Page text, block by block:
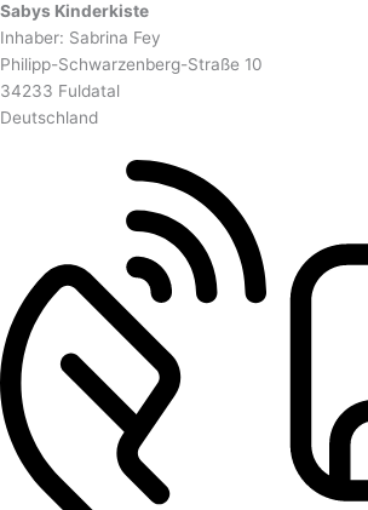
Sabys Kinderkiste
Inhaber: Sabrina Fey
Philipp-Schwarzenberg-Straße 10
34233 Fuldatal
Deutschland